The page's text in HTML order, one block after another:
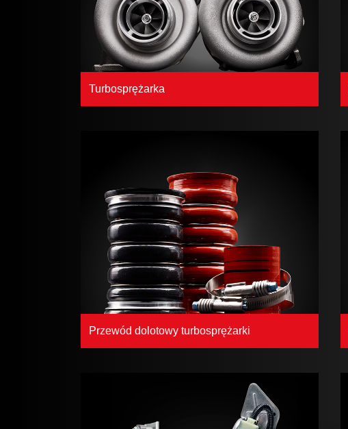
Turbosprężarka
Przewód dolotowy turbosprężarki